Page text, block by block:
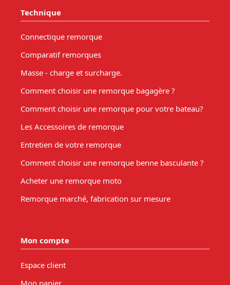
Technique
Connectique remorque
Comparatif remorques
Masse - charge et surcharge.
Comment choisir une remorque bagagère ?
Comment choisir une remorque pour votre bateau?
Les Accessoires de remorque
Entretien de votre remorque
Comment choisir une remorque benne basculante ?
Acheter une remorque moto
Remorque marché, fabrication sur mesure
Mon compte
Espace client